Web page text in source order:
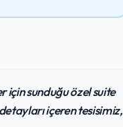
için sunduğu özel suite
içeren tesisimiz,